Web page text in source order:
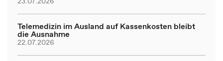
Telemedizin im Ausland auf Kassenkosten bleibt
die Ausnahme
22.07.2026